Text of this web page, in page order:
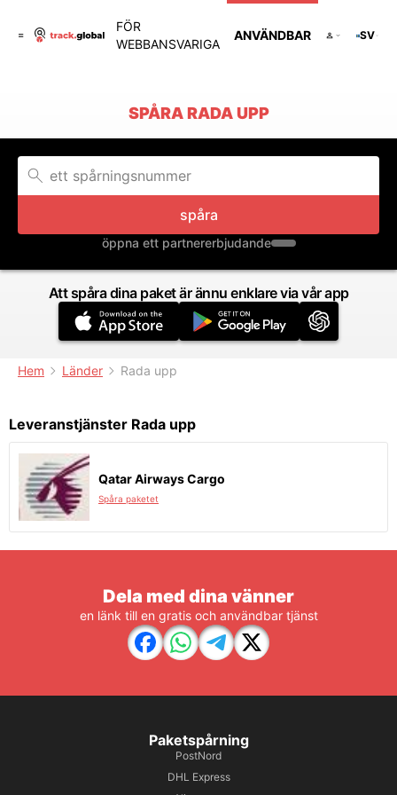
FÖR
WEBBANSVARIGA
ANVÄNDBAR SV
SPÅRA RADA UPP
spåra
öppna ett partnererbjudande
Att spåra dina paket är ännu enklare via vår app
Hem Länder Rada upp
Leveranstjänster Rada upp
Qatar Airways Cargo
Spåra paketet
Dela med dina vänner
en länk till en gratis och användbar tjänst
Paketspårning
PostNord
DHL Express